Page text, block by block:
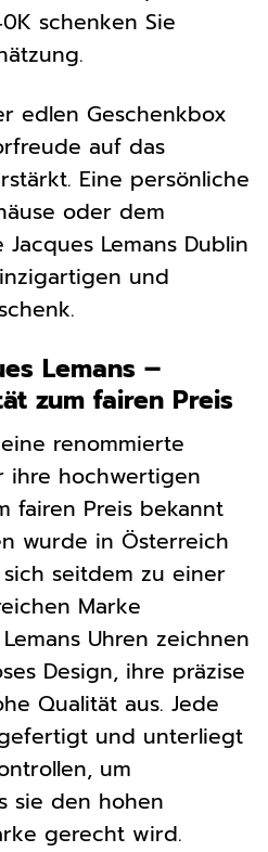
schenken Sie
edlen Geschenkbox
auf das
Eine persönliche
oder dem
Lemans Dublin
und
Lemans –
zum fairen Preis
renommierte
ihre hochwertigen
fairen Preis bekannt
wurde in Österreich
seitdem zu einer
Marke
Uhren zeichnen
Design, ihre präzise
Qualität aus. Jede
und unterliegt
um
sie den hohen
gerecht wird.